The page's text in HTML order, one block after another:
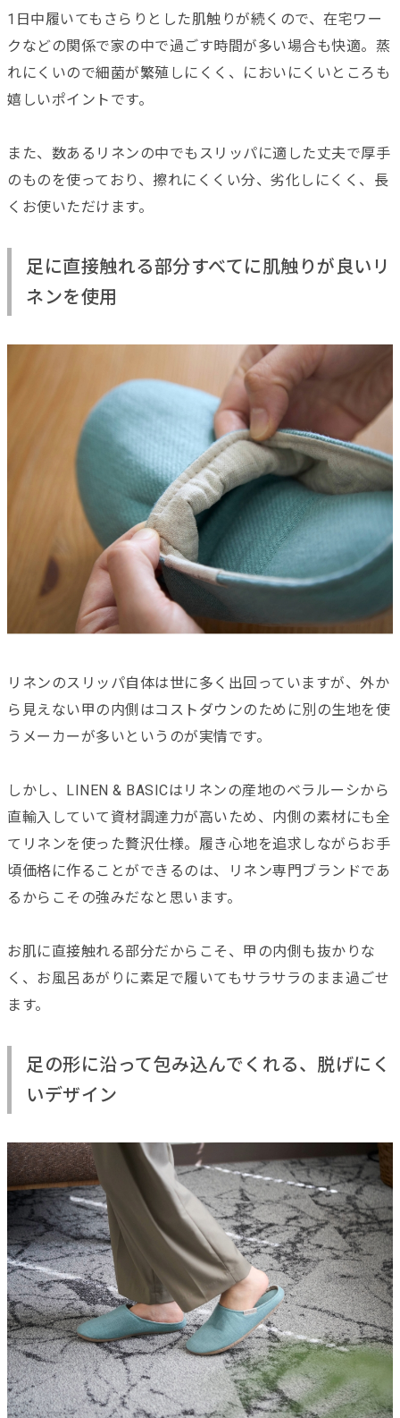
1日中履いてもさらりとした肌触りが続くので、在宅ワー
クなどの関係で家の中で過ごす時間が多い場合も快適。蒸
れにくいので細菌が繁殖しにくく、においにくいところも
嬉しいポイントです。
また、数あるリネンの中でもスリッパに適した丈夫で厚手
のものを使っており、擦れにくくい分、劣化しにくく、長
くお使いただけます。
足に直接触れる部分すべてに肌触りが良いリ
ネンを使用
リネンのスリッパ自体は世に多く出回っていますが、外か
ら見えない甲の内側はコストダウンのために別の生地を使
うメーカーが多いというのが実情です。
しかし、LINEN & BASICはリネンの産地のベラルーシから
直輸入していて資材調達力が高いため、内側の素材にも全
てリネンを使った贅沢仕様。履き心地を追求しながらお手
頃価格に作ることができるのは、リネン専門ブランドであ
るからこその強みだなと思います。
お肌に直接触れる部分だからこそ、甲の内側も抜かりな
く、お風呂あがりに素足で履いてもサラサラのまま過ごせ
ます。
足の形に沿って包み込んでくれる、脱げにく
いデザイン